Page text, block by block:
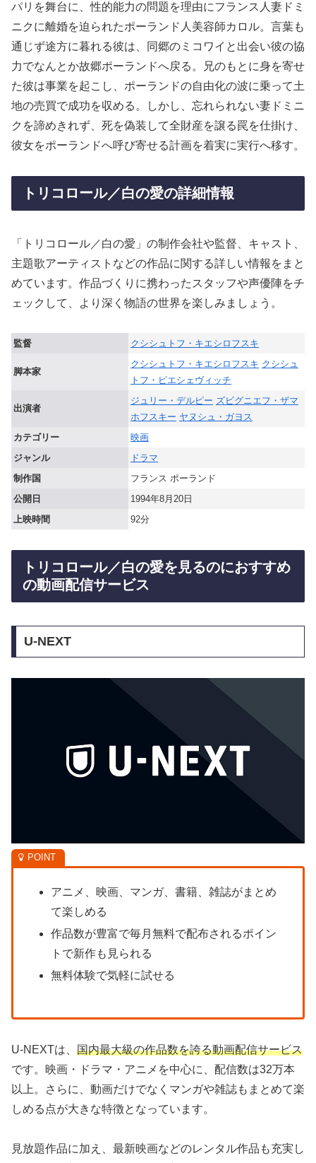
パリを舞台に、性的能力の問題を理由にフランス人妻ドミ
ニクに離婚を迫られたポーランド人美容師カロル。言葉も
通じず途方に暮れる彼は、同郷のミコワイと出会い彼の協
力でなんとか故郷ポーランドへ戻る。兄のもとに身を寄せ
た彼は事業を起こし、ポーランドの自由化の波に乗って土
地の売買で成功を収める。しかし、忘れられない妻ドミニ
クを諦めきれず、死を偽装して全財産を譲る罠を仕掛け、
彼女をポーランドへ呼び寄せる計画を着実に実行へ移す。
トリコロール／白の愛の詳細情報
「トリコロール／白の愛」の制作会社や監督、キャスト、
主題歌アーティストなどの作品に関する詳しい情報をまと
めています。作品づくりに携わったスタッフや声優陣をチ
ェックして、より深く物語の世界を楽しみましょう。
監督 クシシュトフ・キエシロフスキ
脚本家
クシシュトフ・キエシロフスキ クシシュ
トフ・ピエシェヴィッチ
出演者
ジュリー・デルピー ズビグニエフ・ザマ
ホフスキー ヤヌシュ・ガヨス
カテゴリー
映画
ジャンル
ドラマ
制作国
フランス ポーランド
公開日
1994年8月20日
上映時間
92分
トリコロール／白の愛を見るのにおすすめ
の動画配信サービス
U-NEXT
アニメ、映画、マンガ、書籍、雑誌がまとめ
て楽しめる
作品数が豊富で毎月無料で配布されるポイン
トで新作も見られる
無料体験で気軽に試せる
U-NEXTは、 国内最大級の作品数を誇る動画配信サービス
です。映画・ドラマ・アニメを中心に、配信数は32万本
以上。さらに、動画だけでなくマンガや雑誌もまとめて楽
しめる点が大きな特徴となっています。
見放題作品に加え、最新映画などのレンタル作品も充実し